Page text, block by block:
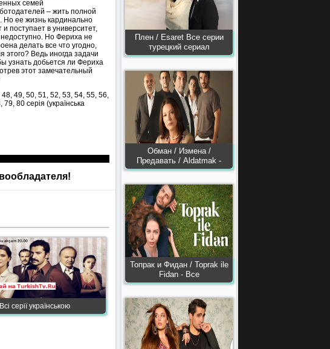
Плен / Esaret Все серии
турецкий сериал
Обман / Измена /
Предавать / Aldatmak -
Топрак и Фидан / Toprak ile
Fidan - Все
семей
– жить полной
Но ее жизнь кардинально
и поступает в университет,
Но Фериха не
делать все что угодно,
этого? Ведь иногда задачи
узнать добьется ли Фериха
этот замечательный
49, 50, 51, 52, 53, 54, 55, 56,
80 серія (українська
серії українською